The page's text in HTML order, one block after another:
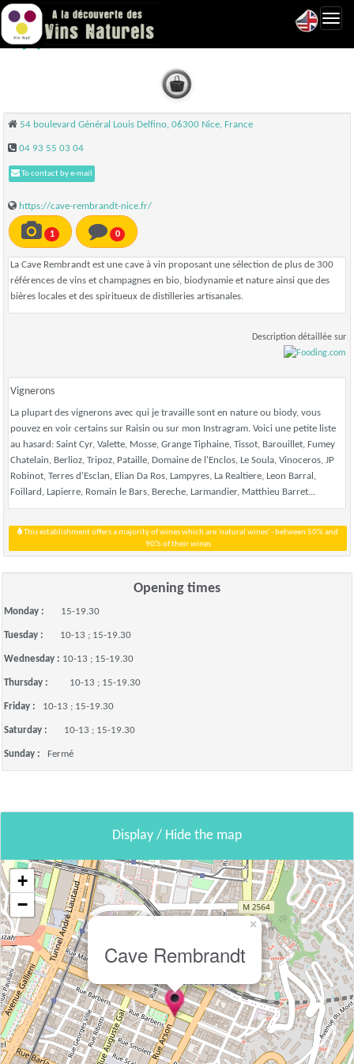
Cave Rembrandt - Nice
54 boulevard Général Louis Delfino, 06300 Nice, France
04 93 55 03 04
To contact by e-mail
https://cave-rembrandt-nice.fr/
1 0
La Cave Rembrandt est une cave à vin proposant une sélection de plus de 300
références de vins et champagnes en bio, biodynamie et nature ainsi que des
bières locales et des spiritueux de distilleries artisanales.
Description détaillée sur
Vignerons
La plupart des vignerons avec qui je travaille sont en nature ou biody, vous
pouvez en voir certains sur Raisin ou sur mon Instragram. Voici une petite liste
au hasard: Saint Cyr, Valette, Mosse, Grange Tiphaine, Tissot, Barouillet, Fumey
Chatelain, Berlioz, Tripoz, Pataille, Domaine de l'Enclos, Le Soula, Vinoceros, JP
Robinot, Terres d'Esclan, Elian Da Ros, Lampyres, La Realtiere, Leon Barral,
Foillard, Lapierre, Romain le Bars, Bereche, Larmandier, Matthieu Barret...
90% of their wines
Opening times
Monday : 15-19.30
Tuesday : 10-13 ; 15-19.30
Wednesday : 10-13 ; 15-19.30
Thursday : 10-13 ; 15-19.30
Friday : 10-13 ; 15-19.30
Saturday : 10-13 ; 15-19.30
Sunday : Fermé
Display / Hide the map
Cave Rembrandt
×
+
−